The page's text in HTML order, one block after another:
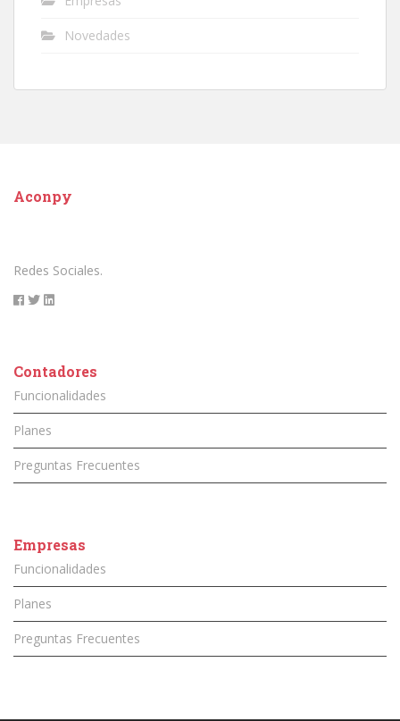
Novedades
Aconpy
Redes Sociales.
Contadores
Funcionalidades
Planes
Preguntas Frecuentes
Empresas
Funcionalidades
Planes
Preguntas Frecuentes